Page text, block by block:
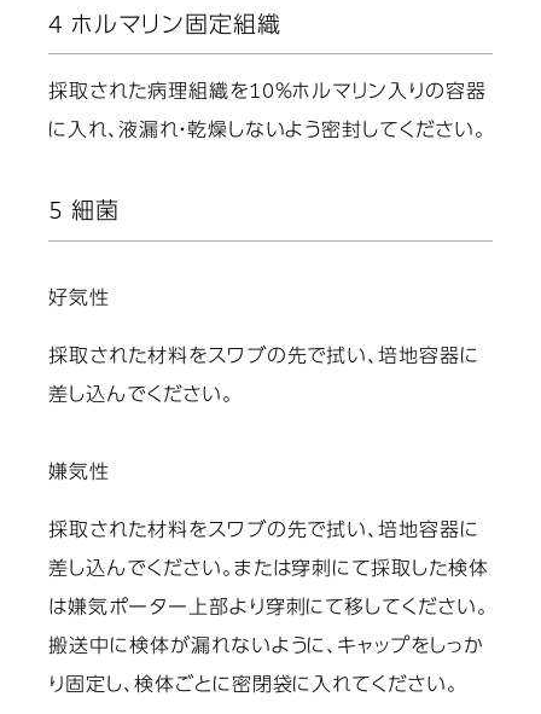
4 ホルマリン固定組織
採取された病理組織を10％ホルマリン入りの容器
に入れ、液漏れ・乾燥しないよう密封してください。
5 細菌
好気性
採取された材料をスワブの先で拭い、培地容器に
差し込んでください。
嫌気性
採取された材料をスワブの先で拭い、培地容器に
差し込んでください。または穿刺にて採取した検体
は嫌気ポーター上部より穿刺にて移してください。
搬送中に検体が漏れないように、キャップをしっか
り固定し、検体ごとに密閉袋に入れてください。